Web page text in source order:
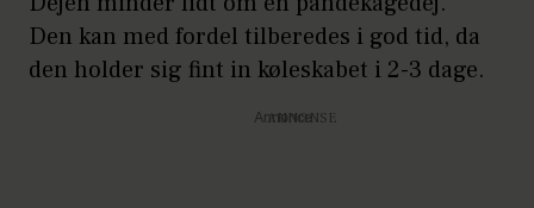
Den kan med fordel tilberedes i god tid, da
den holder sig fint in køleskabet i 2-3 dage.
Annonce